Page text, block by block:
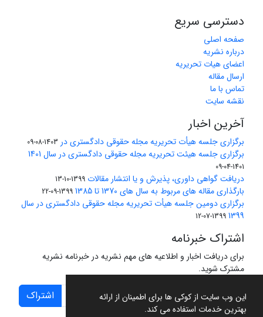
این وب سایت از کوکی ها برای اطمینان از ارائه
بهترین خدمات استفاده می کند.
دسترسی سریع
صفحه اصلی
درباره نشریه
اعضای هیات تحریریه
ارسال مقاله
تماس با ما
نقشه سایت
آخرین اخبار
برگزاری جلسه هیأت تحریریه مجله حقوقی دادگستری در 1403-08-09
برگزاری جلسه هیئت تحریریه مجله حقوقی دادگستری در سال 1401
1401-04-09
دریافت گواهی داوری، پذیرش و یا انتشار مقالات 1399-10-13
بارگذاری مقاله های مربوط به سال های 1370 تا 1385 1399-09-22
برگزاری دومین جلسه هیأت تحریریه مجله حقوقی دادگستری در سال
1399
1399-07-12
اشتراک خبرنامه
برای دریافت اخبار و اطلاعیه های مهم نشریه در خبرنامه نشریه
مشترک شوید.
اشتراک